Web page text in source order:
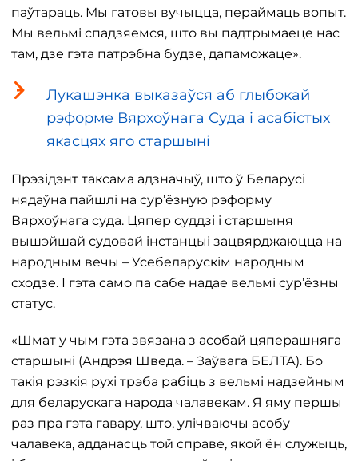
паўтараць. Мы гатовы вучыцца, пераймаць вопыт.
Мы вельмі спадзяемся, што вы падтрымаеце нас
там, дзе гэта патрэбна будзе, дапаможаце».
Лукашэнка выказаўся аб глыбокай
рэформе Вярхоўнага Суда і асабістых
якасцях яго старшыні
Прэзідэнт таксама адзначыў, што ў Беларусі
нядаўна пайшлі на сур’ёзную рэформу
Вярхоўнага суда. Цяпер суддзі і старшыня
вышэйшай судовай інстанцыі зацвярджаюцца на
народным вечы – Усебеларускім народным
сходзе. І гэта само па сабе надае вельмі сур’ёзны
статус.
«Шмат у чым гэта звязана з асобай цяперашняга
старшыні (Андрэя Шведа. – Заўвага БЕЛТА). Бо
такія рэзкія рухі трэба рабіць з вельмі надзейным
для беларускага народа чалавекам. Я яму першы
раз пра гэта гавару, што, улічваючы асобу
чалавека, адданасць той справе, якой ён служыць,